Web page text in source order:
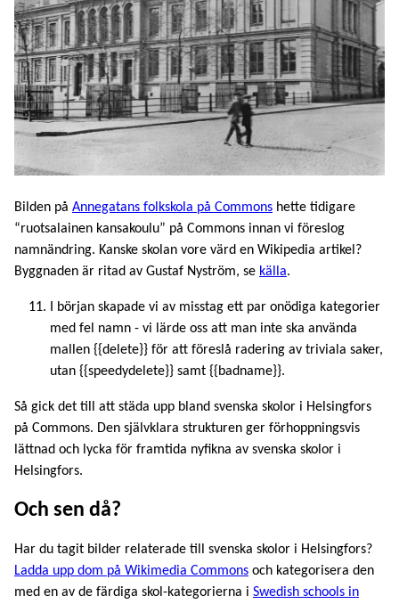
Bilden på Annegatans folkskola på Commons hette tidigare
“ruotsalainen kansakoulu” på Commons innan vi föreslog
namnändring. Kanske skolan vore värd en Wikipedia artikel?
Byggnaden är ritad av Gustaf Nyström, se källa.
I början skapade vi av misstag ett par onödiga kategorier
med fel namn - vi lärde oss att man inte ska använda
mallen {{delete}} för att föreslå radering av triviala saker,
utan {{speedydelete}} samt {{badname}}.
Så gick det till att städa upp bland svenska skolor i Helsingfors
på Commons. Den självklara strukturen ger förhoppningsvis
lättnad och lycka för framtida nyfikna av svenska skolor i
Helsingfors.
Och sen då?
Har du tagit bilder relaterade till svenska skolor i Helsingfors?
Ladda upp dom på Wikimedia Commons och kategorisera den
med en av de färdiga skol-kategorierna i Swedish schools in